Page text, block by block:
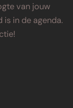
van jouw
is in de agenda.